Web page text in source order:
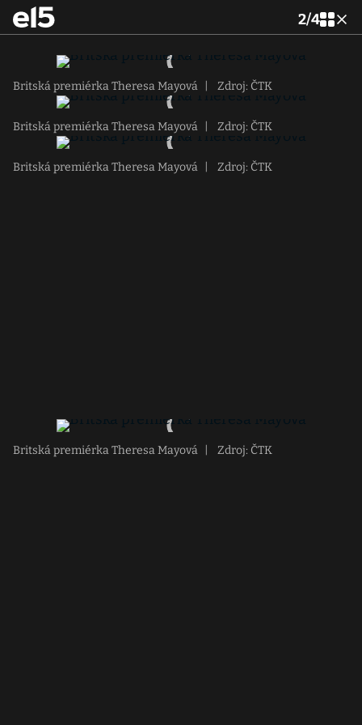
2/4
Britská premiérka Theresa Mayová Zdroj: ČTK
Britská premiérka Theresa Mayová Zdroj: ČTK
Britská premiérka Theresa Mayová Zdroj: ČTK
Britská premiérka Theresa Mayová Zdroj: ČTK